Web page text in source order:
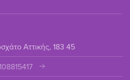
Αττικής, 183 45